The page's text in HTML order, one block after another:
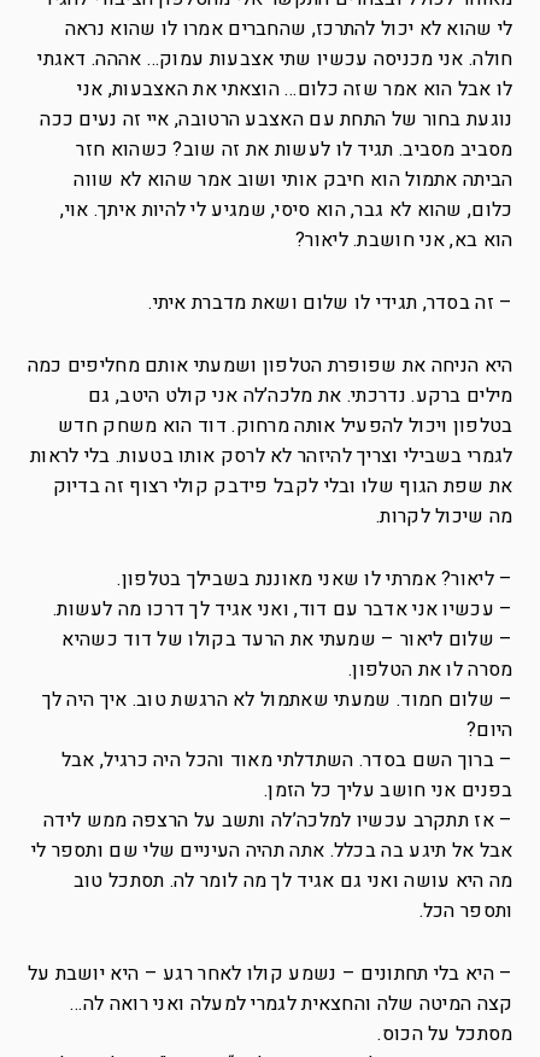
לי שהוא לא יכול להתרכז, שהחברים אמרו לו שהוא נראה
חולה. אני מכניסה עכשיו שתי אצבעות עמוק… אההה. דאגתי
לו אבל הוא אמר שזה כלום… הוצאתי את האצבעות, אני
נוגעת בחור של התחת עם האצבע הרטובה, איי זה נעים ככה
מסביב מסביב. תגיד לו לעשות את זה שוב? כשהוא חזר
הביתה אתמול הוא חיבק אותי ושוב אמר שהוא לא שווה
כלום, שהוא לא גבר, הוא סיסי, שמגיע לי להיות איתך. אוי,
הוא בא, אני חושבת. ליאור?
– זה בסדר, תגידי לו שלום ושאת מדברת איתי.
היא הניחה את שפופרת הטלפון ושמעתי אותם מחליפים כמה
מילים ברקע. נדרכתי. את מלכה’לה אני קולט היטב, גם
בטלפון ויכול להפעיל אותה מרחוק. דוד הוא משחק חדש
לגמרי בשבילי וצריך להיזהר לא לרסק אותו בטעות. בלי לראות
את שפת הגוף שלו ובלי לקבל פידבק קולי רצוף זה בדיוק
מה שיכול לקרות.
– ליאור? אמרתי לו שאני מאוננת בשבילך בטלפון.
– עכשיו אני אדבר עם דוד, ואני אגיד לך דרכו מה לעשות.
– שלום ליאור – שמעתי את הרעד בקולו של דוד כשהיא
מסרה לו את הטלפון.
– שלום חמוד. שמעתי שאתמול לא הרגשת טוב. איך היה לך
היום?
– ברוך השם בסדר. השתדלתי מאוד והכל היה כרגיל, אבל
בפנים אני חושב עליך כל הזמן.
– אז תתקרב עכשיו למלכה’לה ותשב על הרצפה ממש לידה
אבל אל תיגע בה בכלל. אתה תהיה העיניים שלי שם ותספר לי
מה היא עושה ואני גם אגיד לך מה לומר לה. תסתכל טוב
ותספר הכל.
– היא בלי תחתונים – נשמע קולו לאחר רגע – היא יושבת על
קצה המיטה שלה והחצאית לגמרי למעלה ואני רואה לה…
מסתכל על הכוס.